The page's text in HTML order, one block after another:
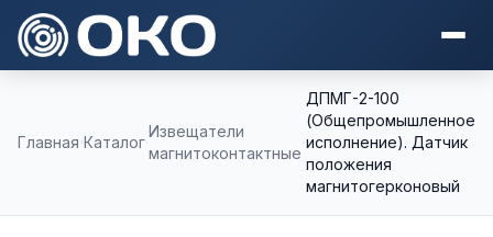
Главная Каталог
Извещатели
магнитоконтактные
ДПМГ-2-100
(Общепромышленное
исполнение). Датчик
положения
магнитогерконовый